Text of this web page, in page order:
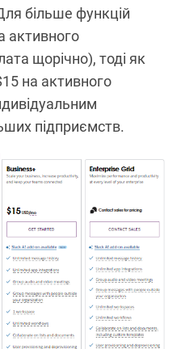
більше функцій
активного
щорічно), тоді як
на активного
підприємств.